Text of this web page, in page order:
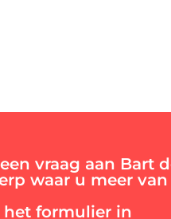
vraag aan Bart
waar u meer
het formulier in